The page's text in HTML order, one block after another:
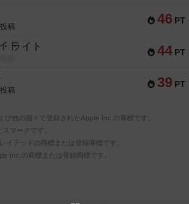
46 PT
稿
44 PT
ライト
39 PT
稿
他の国々で登録されたApple Inc.の商標です。
マークです。
イテッドの商標または登録商標です。
Inc.の商標または登録商標です。